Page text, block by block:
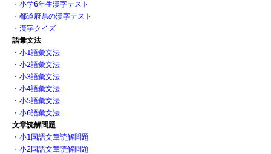
・ 小学6年生漢字テスト
・ 都道府県の漢字テスト
・ 漢字クイズ
語彙文法
・ 小1語彙文法
・ 小2語彙文法
・ 小3語彙文法
・ 小4語彙文法
・ 小5語彙文法
・ 小6語彙文法
文章読解問題
・ 小1国語文章読解問題
・ 小2国語文章読解問題